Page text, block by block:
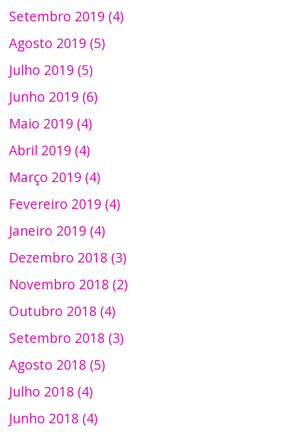
Setembro 2019 (4)
Agosto 2019 (5)
Julho 2019 (5)
Junho 2019 (6)
Maio 2019 (4)
Abril 2019 (4)
Março 2019 (4)
Fevereiro 2019 (4)
Janeiro 2019 (4)
Dezembro 2018 (3)
Novembro 2018 (2)
Outubro 2018 (4)
Setembro 2018 (3)
Agosto 2018 (5)
Julho 2018 (4)
Junho 2018 (4)